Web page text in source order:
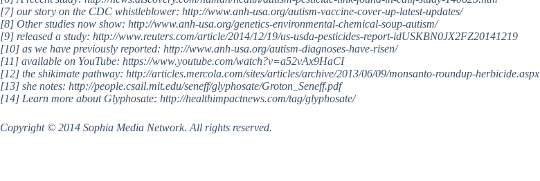
[7] our story on the CDC whistleblower: http://www.anh-usa.org/autism-vaccine-cover-up-latest-updates/
[8] Other studies now show: http://www.anh-usa.org/genetics-environmental-chemical-soup-autism/
[9] released a study: http://www.reuters.com/article/2014/12/19/us-usda-pesticides-report-idUSKBN0JX2FZ20141219
[10] as we have previously reported: http://www.anh-usa.org/autism-diagnoses-have-risen/
[11] available on YouTube: https://www.youtube.com/watch?v=a52vAx9HaCI
[12] the shikimate pathway: http://articles.mercola.com/sites/articles/archive/2013/06/09/monsanto-roundup-herbicide.aspx
[13] she notes: http://people.csail.mit.edu/seneff/glyphosate/Groton_Seneff.pdf
[14] Learn more about Glyphosate: http://healthimpactnews.com/tag/glyphosate/
Copyright © 2014 Sophia Media Network. All rights reserved.